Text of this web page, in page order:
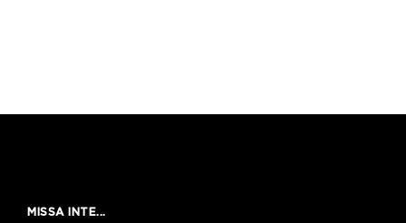
MISSA INTE...